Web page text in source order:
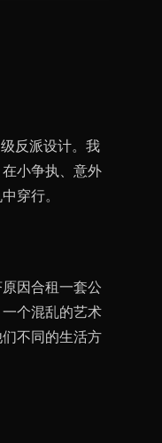
反派设计。我
小争执、意外
穿行。
因合租一套公
个混乱的艺术
不同的生活方